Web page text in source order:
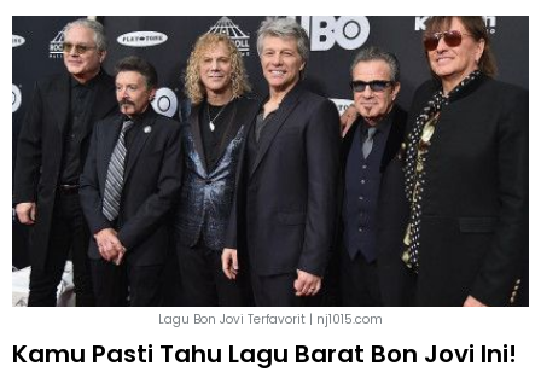
Lagu Bon Jovi Terfavorit | nj1015.com
Kamu Pasti Tahu Lagu Barat Bon Jovi Ini!